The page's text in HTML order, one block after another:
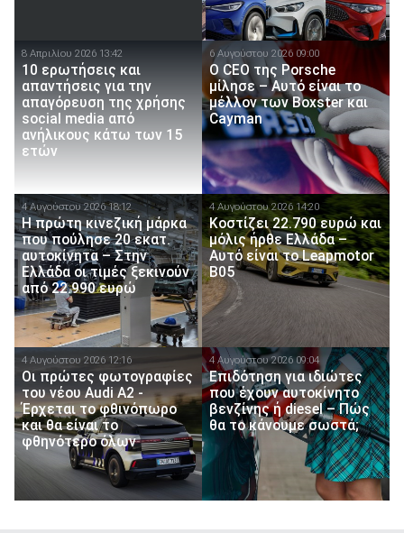
8 Απριλίου 2026 13:42
10 ερωτήσεις και
απαντήσεις για την
απαγόρευση της χρήσης
social media από
ανήλικους κάτω των 15
ετών
6 Αυγούστου 2026 09:00
Ο CEO της Porsche
μίλησε – Αυτό είναι το
μέλλον των Boxster και
Cayman
4 Αυγούστου 2026 18:12
Η πρώτη κινεζική μάρκα
που πούλησε 20 εκατ.
αυτοκίνητα – Στην
Ελλάδα οι τιμές ξεκινούν
από 22.990 ευρώ
4 Αυγούστου 2026 14:20
Κοστίζει 22.790 ευρώ και
μόλις ήρθε Ελλάδα –
Αυτό είναι το Leapmotor
B05
4 Αυγούστου 2026 12:16
Οι πρώτες φωτογραφίες
του νέου Audi A2 -
Έρχεται το φθινόπωρο
και θα είναι το
φθηνότερο όλων
4 Αυγούστου 2026 09:04
Επιδότηση για ιδιώτες
που έχουν αυτοκίνητο
βενζίνης ή diesel – Πώς
θα το κάνουμε σωστά;